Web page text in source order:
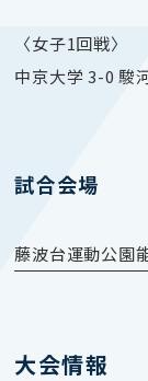
〈女子1回戦〉
中京大学 3-0 駿
試合会場
藤波台運動公園
大会情報